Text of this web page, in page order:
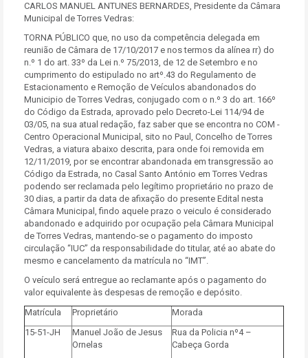
CARLOS MANUEL ANTUNES BERNARDES, Presidente da Câmara
Municipal de Torres Vedras:
TORNA PÚBLICO que, no uso da competência delegada em
reunião de Câmara de 17/10/2017 e nos termos da alínea rr) do
n.º 1 do art. 33º da Lei n.º 75/2013, de 12 de Setembro e no
cumprimento do estipulado no artº.43 do Regulamento de
Estacionamento e Remoção de Veículos abandonados do
Municipio de Torres Vedras, conjugado com o n.º 3 do art. 166º
do Código da Estrada, aprovado pelo Decreto-Lei 114/94 de
03/05, na sua atual redação, faz saber que se encontra no COM -
Centro Operacional Municipal, sito no Paul, Concelho de Torres
Vedras, a viatura abaixo descrita, para onde foi removida em
12/11/2019, por se encontrar abandonada em transgressão ao
Código da Estrada, no Casal Santo António em Torres Vedras
podendo ser reclamada pelo legítimo proprietário no prazo de
30 dias, a partir da data de afixação do presente Edital nesta
Câmara Municipal, findo aquele prazo o veiculo é considerado
abandonado e adquirido por ocupação pela Câmara Municipal
de Torres Vedras, mantendo-se o pagamento do imposto
circulação “IUC” da responsabilidade do titular, até ao abate do
mesmo e cancelamento da matrícula no “IMT”.
O veículo será entregue ao reclamante após o pagamento do
valor equivalente às despesas de remoção e depósito.
Matrícula
Proprietário
Morada
15-51-JH
Manuel João de Jesus
Ornelas
Rua da Policia nº4 –
Cabeça Gorda